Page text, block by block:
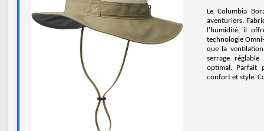
Le Columbia
aventuriers.
l'humidité, il
technologie
que la
serrage
optimal. Parfait
confort et style.